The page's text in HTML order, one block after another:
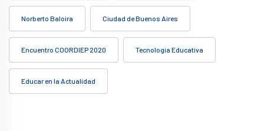
Norberto Baloira Ciudad de Buenos Aires
Encuentro COORDIEP 2020 Tecnología Educativa
Educar en la Actualidad